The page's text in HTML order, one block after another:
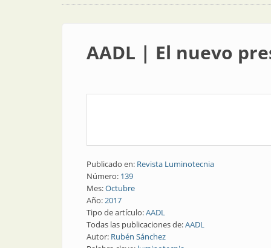
AADL | El nuevo
Publicado en: Revista Luminotecnia
Número: 139
Mes:Octubre
Año:2017
Tipo de artículo:AADL
Todas las publicaciones de:AADL
Autor: Rubén Sánchez